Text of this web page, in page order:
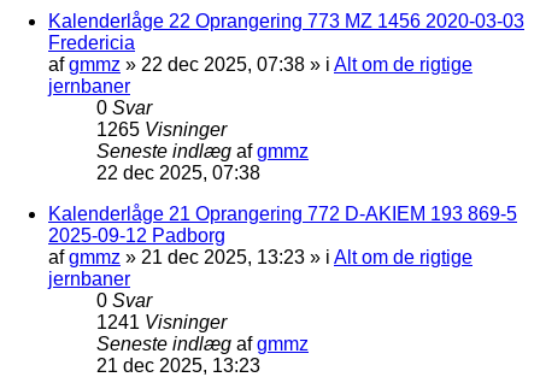
Kalenderlåge 22 Oprangering 773 MZ 1456 2020-03-03
Fredericia
afgmmz » 22 dec 2025, 07:38 » i Alt om de rigtige
jernbaner
0 Svar
1265 Visninger
Seneste indlæg afgmmz
22 dec 2025, 07:38
Kalenderlåge 21 Oprangering 772 D-AKIEM 193 869-5
2025-09-12 Padborg
afgmmz » 21 dec 2025, 13:23 » i Alt om de rigtige
jernbaner
0 Svar
1241 Visninger
Seneste indlæg afgmmz
21 dec 2025, 13:23